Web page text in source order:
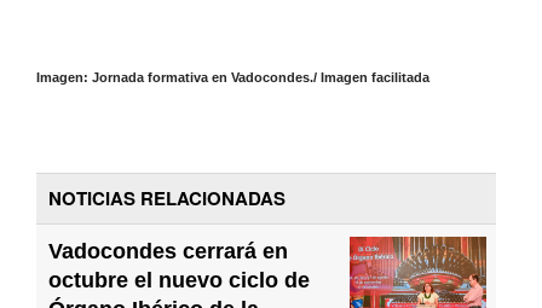
Imagen: Jornada formativa en Vadocondes./ Imagen facilitada
NOTICIAS RELACIONADAS
Vadocondes cerrará en
octubre el nuevo ciclo de